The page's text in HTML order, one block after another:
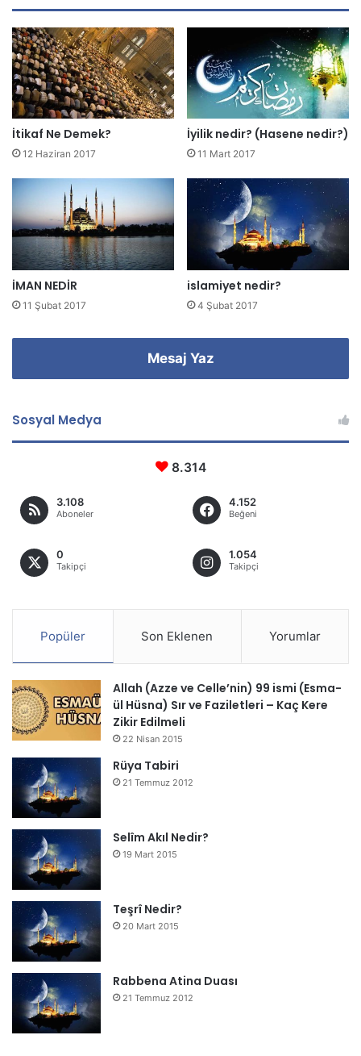
d
r
e
s
i
n
i
z
g
i
i
n
İtikaf Ne Demek?
12 Haziran 2017
İyilik nedir? (Hasene nedir?)
11 Mart 2017
İMAN NEDİR
11 Şubat 2017
islamiyet nedir?
4 Şubat 2017
Mesaj Yaz
Sosyal Medya
8.314
3.108
Aboneler
4.152
Beğeni
0
Takipçi
1.054
Takipçi
Popüler Son Eklenen Yorumlar
Allah (Azze ve Celle’nin) 99 ismi (Esma-
ül Hüsna) Sır ve Faziletleri – Kaç Kere
Zikir Edilmeli
22 Nisan 2015
Rüya Tabiri
21 Temmuz 2012
Selîm Akıl Nedir?
19 Mart 2015
Teşrî Nedir?
20 Mart 2015
Rabbena Atina Duası
21 Temmuz 2012